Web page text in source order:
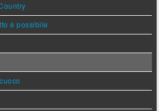
è possibile